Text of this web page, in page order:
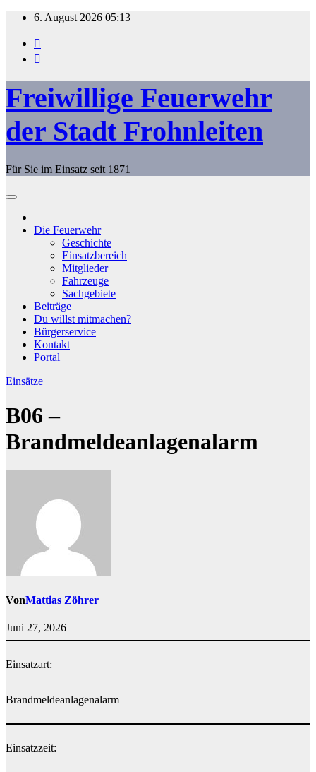
Zum
springen
6. August 2026 05:13
Freiwillige Feuerwehr
der Stadt Frohnleiten
Für Sie im Einsatz seit 1871
Die Feuerwehr
Geschichte
Einsatzbereich
Mitglieder
Fahrzeuge
Sachgebiete
Beiträge
Du willst mitmachen?
Bürgerservice
Kontakt
Portal
Einsätze
B06 –
Brandmeldeanlagenalarm
VonMattias Zöhrer
Juni 27, 2026
Einsatzart:
Brandmeldeanlagenalarm
Einsatzzeit: